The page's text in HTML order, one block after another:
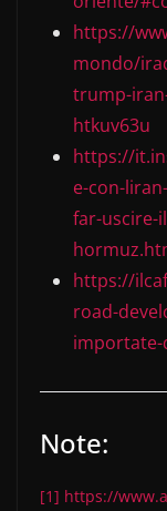
https://
mondo/
trump-
htkuv63u
https://
e-con-
far-uscire-
https://
road-
Note:
[1] https://